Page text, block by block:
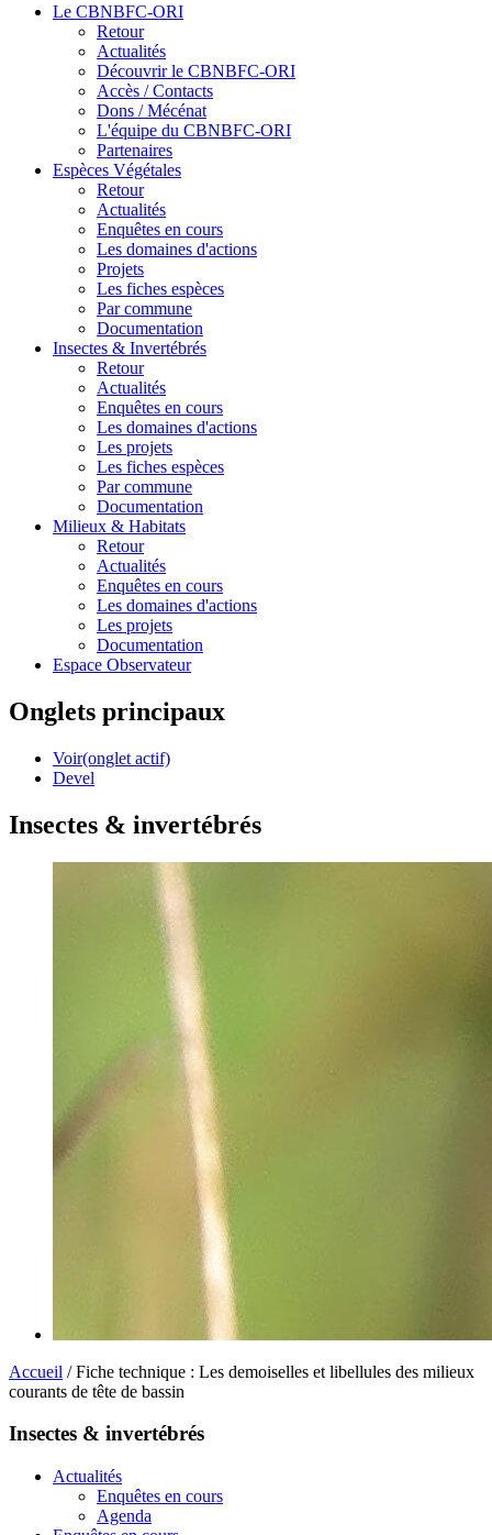
Le CBNBFC-ORI
Retour
Actualités
Découvrir le CBNBFC-ORI
Accès / Contacts
Dons / Mécénat
L'équipe du CBNBFC-ORI
Partenaires
Espèces Végétales
Retour
Actualités
Enquêtes en cours
Les domaines d'actions
Projets
Les fiches espèces
Par commune
Documentation
Insectes & Invertébrés
Retour
Actualités
Enquêtes en cours
Les domaines d'actions
Les projets
Les fiches espèces
Par commune
Documentation
Milieux & Habitats
Retour
Actualités
Enquêtes en cours
Les domaines d'actions
Les projets
Documentation
Espace Observateur
Onglets principaux
Voir(onglet actif)
Devel
Insectes & invertébrés
Accueil / Fiche technique : Les demoiselles et libellules des milieux
courants de tête de bassin
Insectes & invertébrés
Actualités
Enquêtes en cours
Agenda